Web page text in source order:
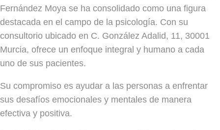
Fernández Moya se ha consolidado como una figura
destacada en el campo de la psicología. Con su
consultorio ubicado en C. González Adalid, 11, 30001
Murcia, ofrece un enfoque integral y humano a cada
uno de sus pacientes.
Su compromiso es ayudar a las personas a enfrentar
sus desafíos emocionales y mentales de manera
efectiva y positiva.